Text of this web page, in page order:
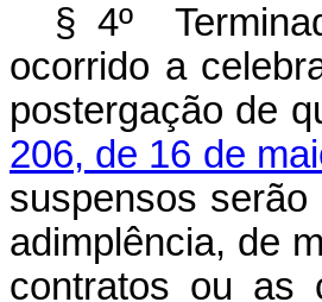
§ 4º
ocorrido a
postergação de
206, de 16 de
suspensos
adimplência, de
contratos ou as